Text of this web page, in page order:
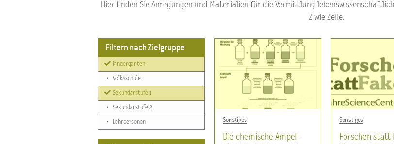
Hier finden Sie Anregungen und Materialien für die Vermittlung
Z wie Zelle.
Filtern nach Zielgruppe
Kindergarten
• Volksschule
Sekundarstufe 1
• Sekundarstufe 2
• Lehrpersonen Sonstiges
Die chemische Ampel –
Sonstiges
Forschen statt